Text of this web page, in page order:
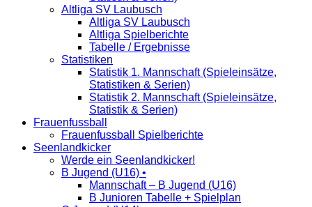
Altliga SV Laubusch
Altliga SV Laubusch
Altliga Spielberichte
Tabelle / Ergebnisse
Statistiken
Statistik 1. Mannschaft (Spieleinsätze,
Statistiken & Serien)
Statistik 2. Mannschaft (Spieleinsätze,
Statistik & Serien)
Frauenfussball
Frauenfussball Spielberichte
Seenlandkicker
Werde ein Seenlandkicker!
B Jugend (U16) •
Mannschaft – B Jugend (U16)
B Junioren Tabelle + Spielplan